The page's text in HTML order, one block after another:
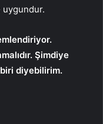
uygundur.
Şimdiye
diyebilirim.